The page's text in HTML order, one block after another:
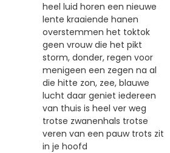
heel luid horen een nieuwe
lente kraaiende hanen
overstemmen het toktok
geen vrouw die het pikt
storm, donder, regen voor
menigeen een zegen na al
die hitte zon, zee, blauwe
lucht daar geniet iedereen
van thuis is heel ver weg
trotse zwanenhals trotse
veren van een pauw trots zit
in je hoofd